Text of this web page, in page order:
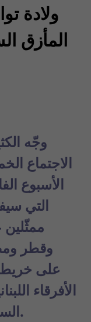
ولادة
المأزق
وجّه
الاجتماع
الأسبوع
التي
ممثّلين
وقطر
على
الأفرقاء
السياسية والاقتصادية اللامتناهية.